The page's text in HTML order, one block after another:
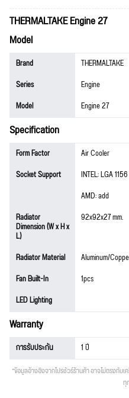
THERMALTAKE Engine 27
Model
Brand
THERMALTAKE
Series
Engine
Model
Engine 27
Specification
Form Factor
Air Cooler
Socket Support
INTEL: LGA
AMD: add
Radiator
Dimension (W x H x
L)
92x92x27 mm.
Radiator Material
Aluminum/
Fan Built-In
1pcs
LED Lighting
Warranty
การรับประกัน 1 ปี
*ข้อมูลอ้างอิงจากโปรชัวร์ร้านค้า อาจไม่ตรงกับ
ทุ